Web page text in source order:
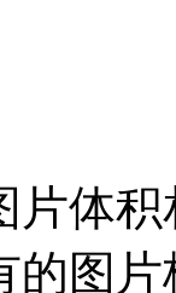
片体
的图